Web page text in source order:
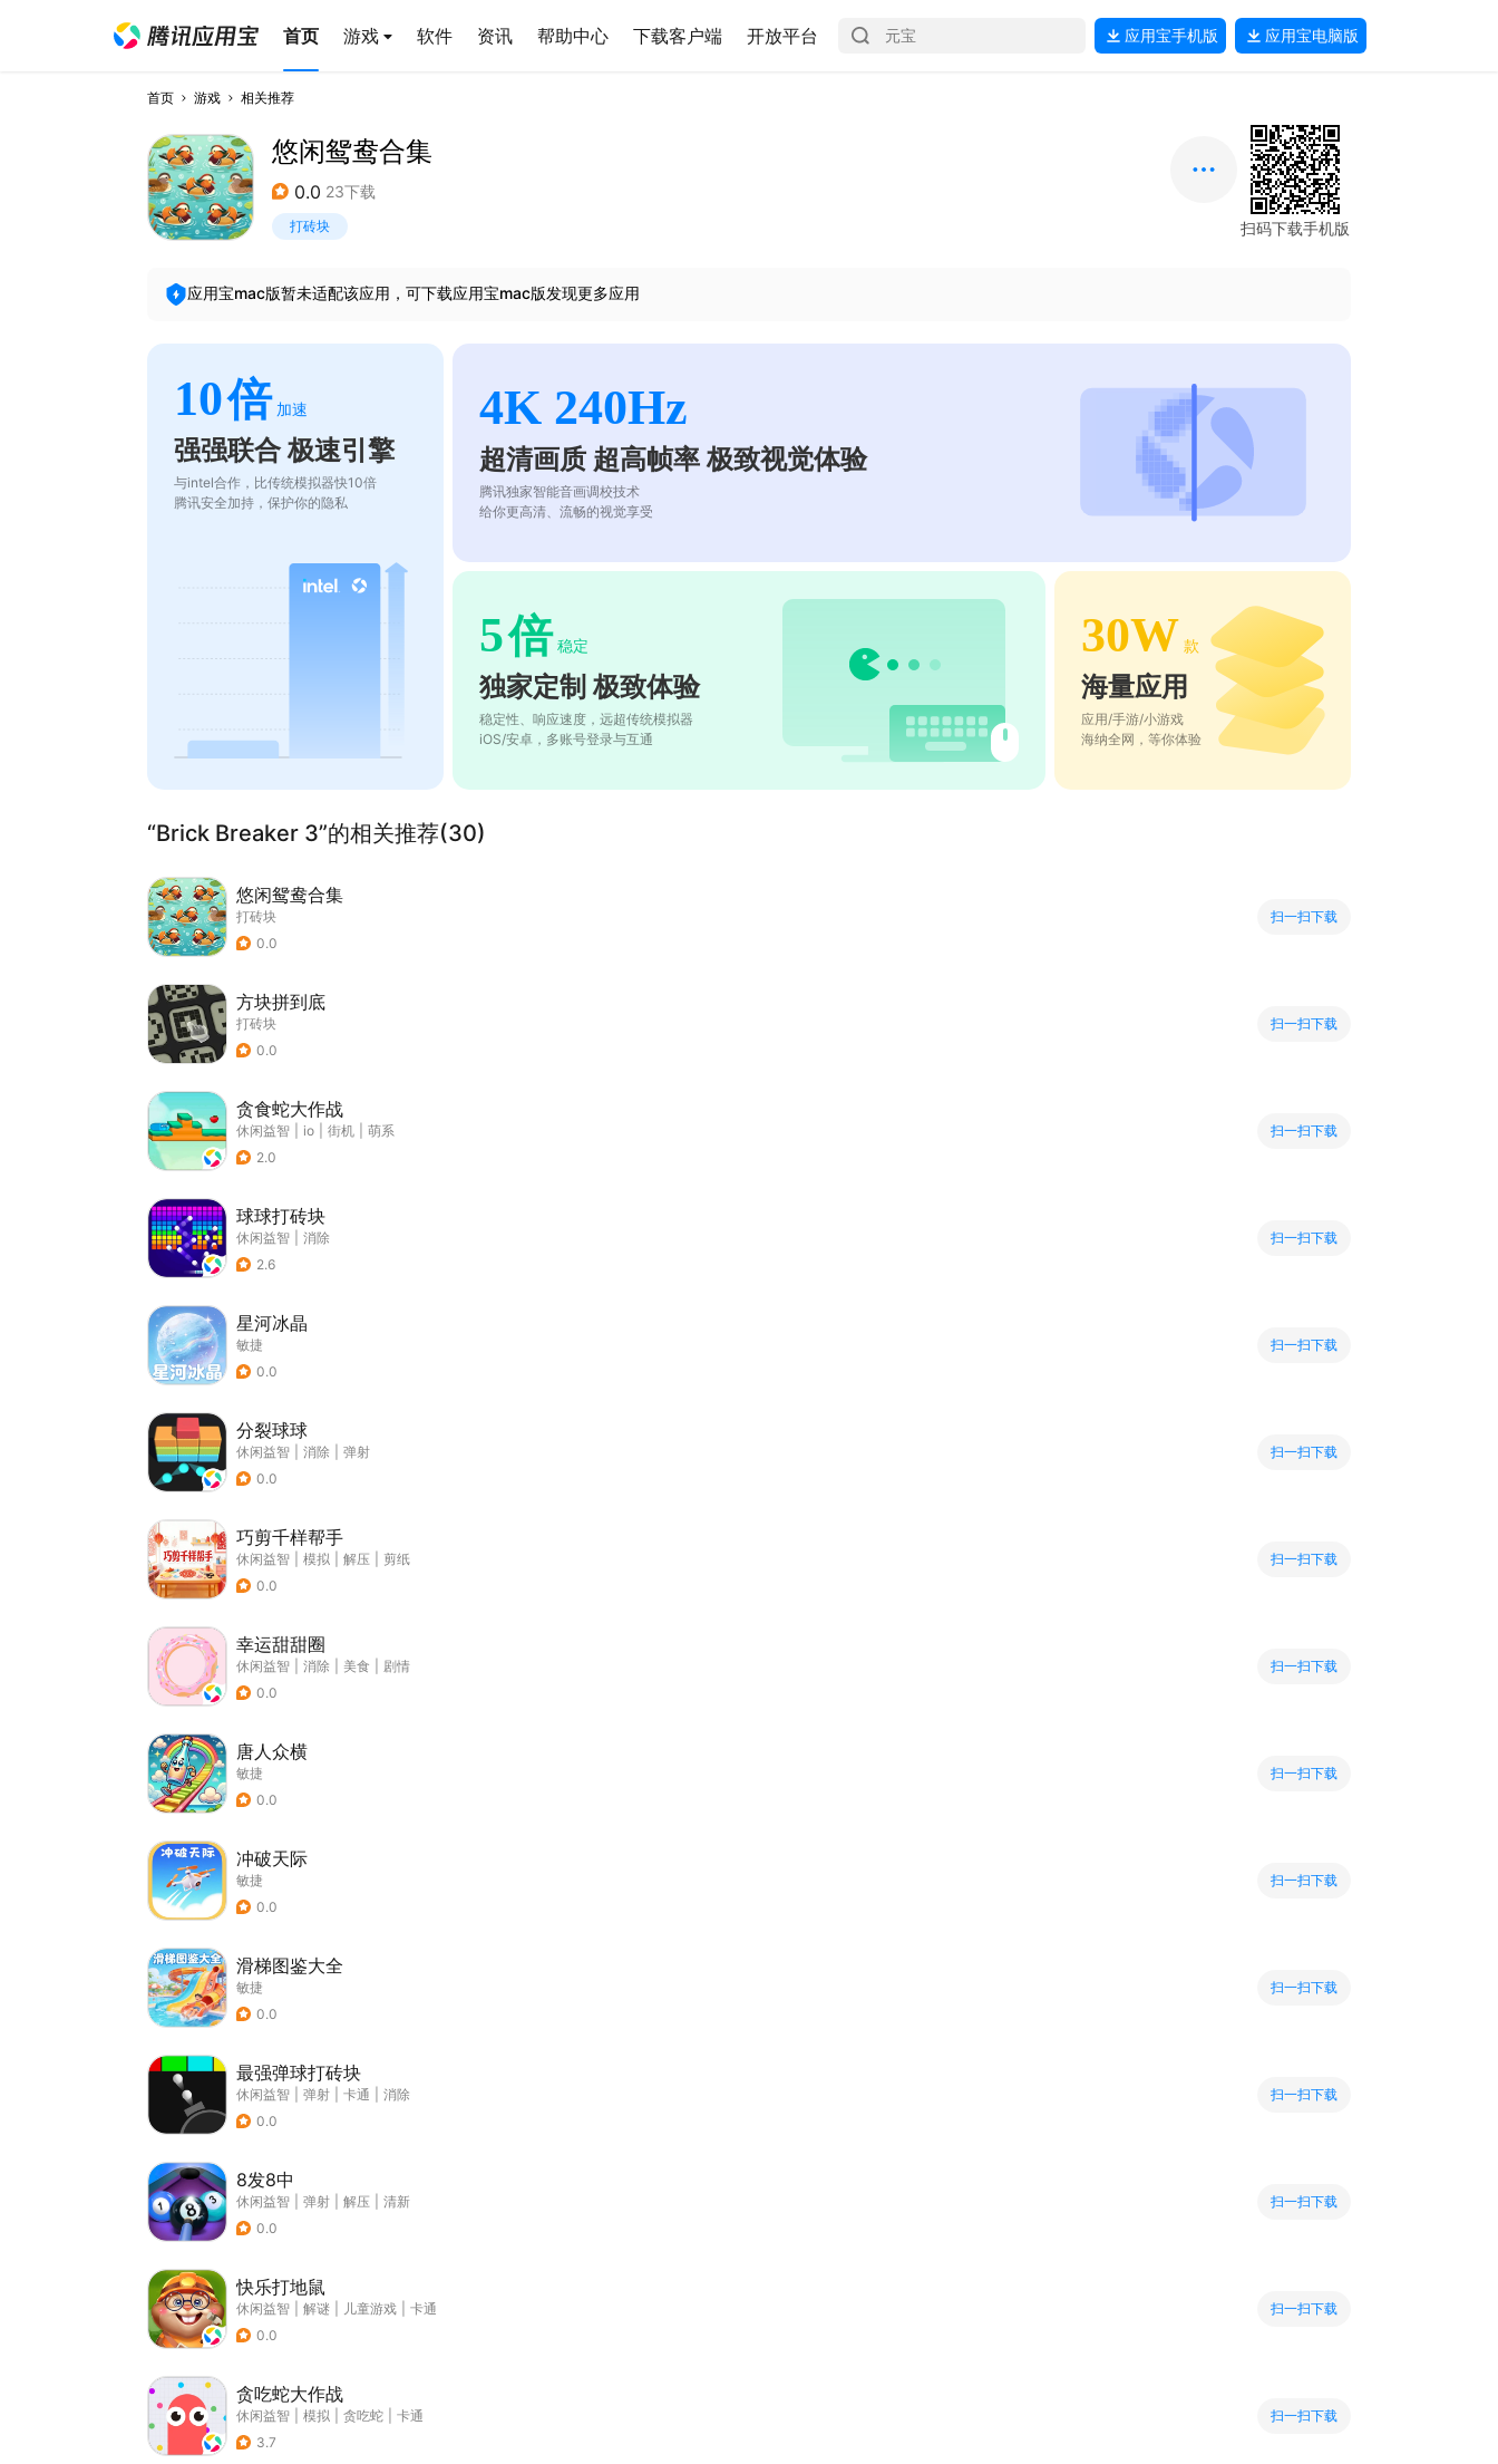
首页 游戏 软件 资讯 帮助中心 下载客户端 开放平台 应用宝手机版 应用宝电脑版
首页 游戏 相关推荐
悠闲鸳鸯合集
0.0 23下载
打砖块 扫码下载手机版
应用宝mac版暂未适配该应用，可下载应用宝mac版发现更多应用
10倍 加速
强强联合 极速引擎
与intel合作，比传统模拟器快10倍
腾讯安全加持，保护你的隐私
4K 240Hz
超清画质 超高帧率 极致视觉体验
腾讯独家智能音画调校技术
给你更高清、流畅的视觉享受
5倍 稳定
独家定制 极致体验
稳定性、响应速度，远超传统模拟器
iOS/安卓，多账号登录与互通
30W 款
海量应用
应用/手游/小游戏
海纳全网，等你体验
“Brick Breaker 3”的相关推荐(30)
悠闲鸳鸯合集
打砖块
0.0
扫一扫下载
方块拼到底
打砖块
0.0
扫一扫下载
贪食蛇大作战
休闲益智 io 街机
萌系
2.0
扫一扫下载
球球打砖块
休闲益智
消除
2.6
扫一扫下载
星河冰晶
敏捷
0.0
扫一扫下载
分裂球球
休闲益智 消除
弹射
0.0
扫一扫下载
巧剪千样帮手
休闲益智 模拟 解压
剪纸
0.0
扫一扫下载
幸运甜甜圈
休闲益智 消除 美食
剧情
0.0
扫一扫下载
唐人众横
敏捷
0.0
扫一扫下载
冲破天际
敏捷
0.0
扫一扫下载
滑梯图鉴大全
敏捷
0.0
扫一扫下载
最强弹球打砖块
休闲益智 弹射 卡通
消除
0.0
扫一扫下载
8发8中
休闲益智 弹射 解压
清新
0.0
扫一扫下载
快乐打地鼠
休闲益智 解谜 儿童游戏
卡通
0.0
扫一扫下载
贪吃蛇大作战
休闲益智 模拟 贪吃蛇
卡通
3.7
扫一扫下载